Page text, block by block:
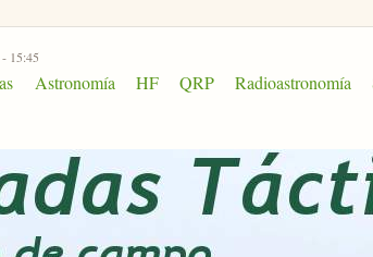
15:45
Astronomía HF QRP Radioastronomía